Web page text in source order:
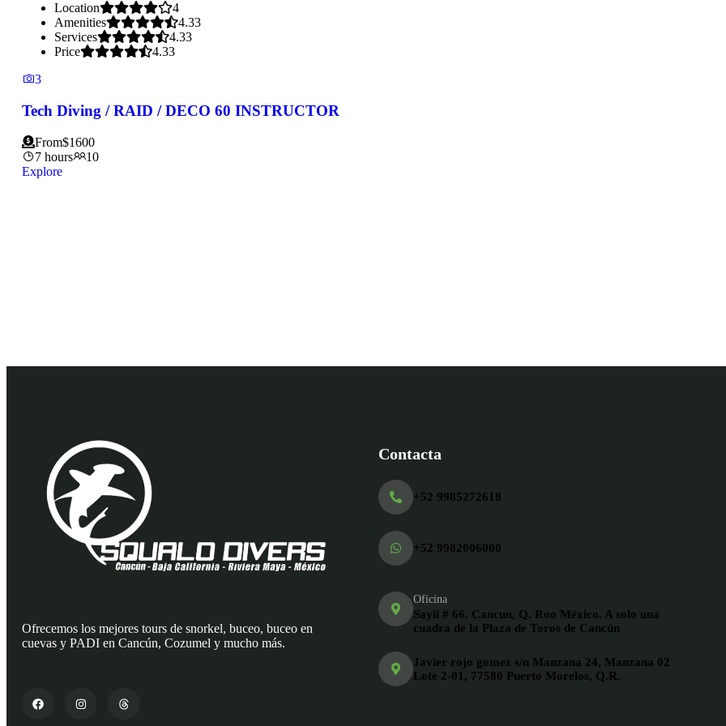
Location
4
Amenities
4.33
Services
4.33
Price
4.33
3
Tech Diving / RAID / DECO 60 INSTRUCTOR
From$1600
7 hours
10
Explore
Ofrecemos los mejores tours de snorkel, buceo, buceo en
cuevas y PADI en Cancún, Cozumel y mucho más.
Contacta
+52 9985272618
+52 9982006000
Oficina
Sayil # 66. Cancun, Q. Roo México. A solo una
cuadra de la Plaza de Toros de Cancún
Javier rojo gomez s/n Manzana 24, Manzana 02
Lote 2-01, 77580 Puerto Morelos, Q.R.